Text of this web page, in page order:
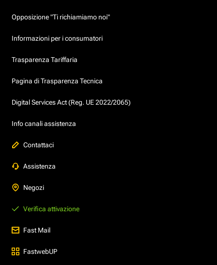
Opposizione "Ti richiamiamo noi"
Informazioni per i consumatori
Trasparenza Tariffaria
Pagina di Trasparenza Tecnica
Digital Services Act (Reg. UE 2022/2065)
Info canali assistenza
Contattaci
Assistenza
Negozi
Verifica attivazione
Fast Mail
FastwebUP